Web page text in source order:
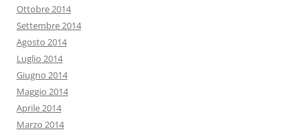
Ottobre 2014
Settembre 2014
Agosto 2014
Luglio 2014
Giugno 2014
Maggio 2014
Aprile 2014
Marzo 2014